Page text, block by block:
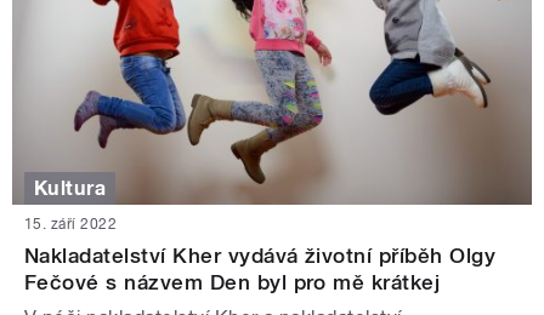
Kultura
15. září 2022
Nakladatelství Kher vydává životní příběh Olgy
Fečové s názvem Den byl pro mě krátkej